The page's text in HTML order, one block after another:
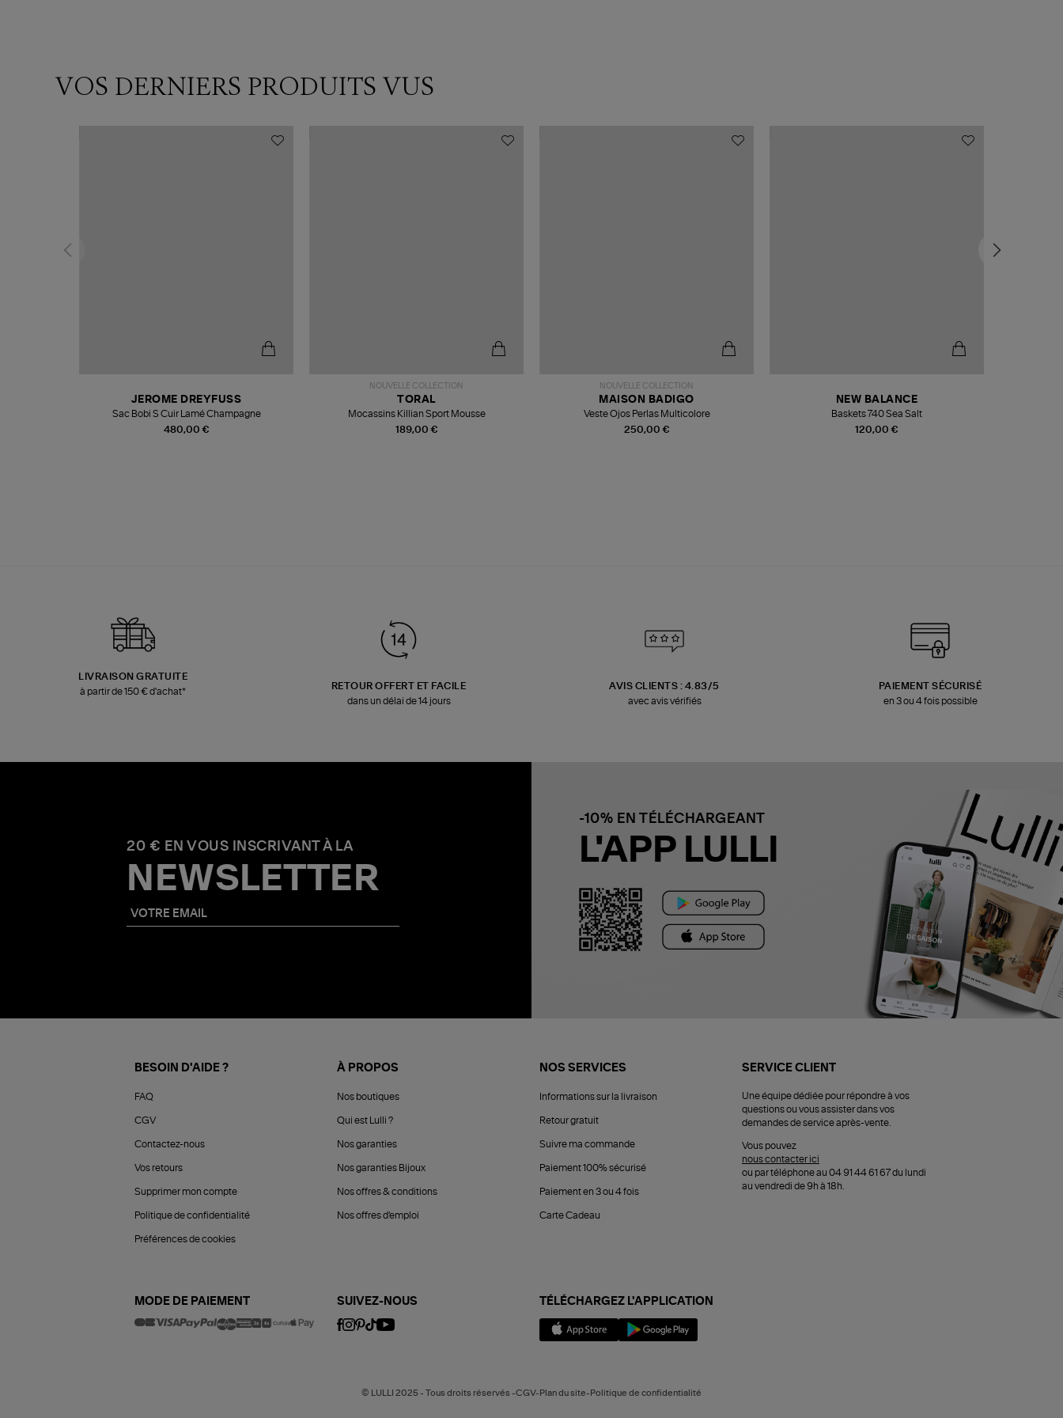
VOS DERNIERS PRODUITS VUS
480,00 €
JEROME DREYFUSS
Sac Bobi S Cuir Lamé Champagne
NOUVELLE COLLECTION
189,00 €
TORAL
Mocassins Killian Sport Mousse
NOUVELLE COLLECTION
250,00 €
MAISON BADIGO
Veste Ojos Perlas Multicolore
120,00 €
NEW BALANCE
Baskets 740 Sea Salt
LIVRAISON GRATUITE
à partir de 150 € d'achat*
RETOUR OFFERT ET FACILE
dans un délai de 14 jours
AVIS CLIENTS : 4.83/5
avec avis vérifiés
PAIEMENT SÉCURISÉ
en 3 ou 4 fois possible
20 € EN VOUS INSCRIVANT À LA
NEWSLETTER
-10% EN TÉLÉCHARGEANT
L'APP LULLI
BESOIN D'AIDE ?
FAQ
CGV
Contactez-nous
Vos retours
Supprimer mon compte
Politique de confidentialité
Préférences de cookies
À PROPOS
Nos boutiques
Qui est Lulli ?
Nos garanties
Nos garanties Bijoux
Nos offres & conditions
Nos offres d'emploi
NOS SERVICES
Informations sur la livraison
Retour gratuit
Suivre ma commande
Paiement 100% sécurisé
Paiement en 3 ou 4 fois
Carte Cadeau
SERVICE CLIENT
Une équipe dédiée pour répondre à vos
questions ou vous assister dans vos
demandes de service après-vente.
Vous pouvez
nous contacter ici
ou par téléphone au 04 91 44 61 67 du lundi
au vendredi de 9h à 18h.
MODE DE PAIEMENT SUIVEZ-NOUS TÉLÉCHARGEZ L'APPLICATION
© LULLI 2025 - Tous droits réservés -CGV-Plan du site-Politique de confidentialité